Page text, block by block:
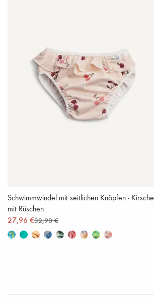
Schwimmwindel mit seitlichen Knöpfen - Kirsche
mit Rüschen
27,96 €32,90 €